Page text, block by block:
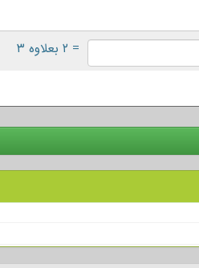
= ۲ بعلاوه ۳